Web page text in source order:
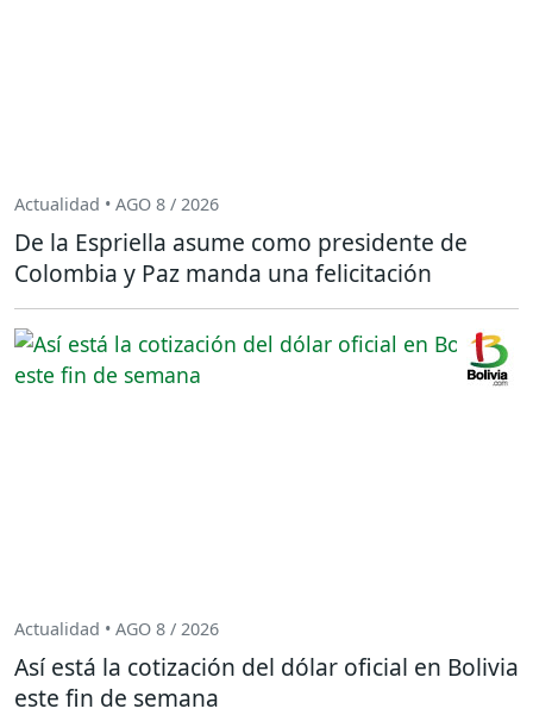
Actualidad • AGO 8 / 2026
De la Espriella asume como presidente de
Colombia y Paz manda una felicitación
Actualidad • AGO 8 / 2026
Así está la cotización del dólar oficial en Bolivia
este fin de semana